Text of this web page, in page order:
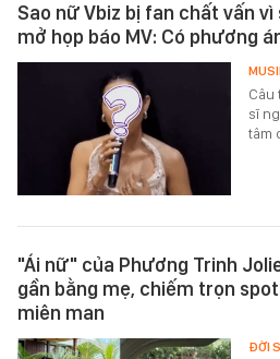
Sao nữ Vbiz bị fan chất vấn vì
mở họp báo MV: Có phương
Câu
sĩ
tâm
"Ái nữ" của Phương Trinh
gần bằng mẹ, chiếm trọn
miên man
ĐỜI